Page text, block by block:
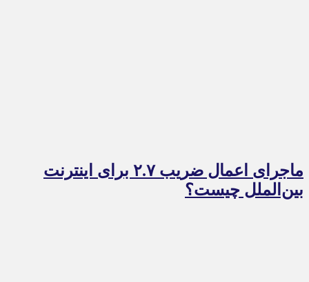
ماجرای اعمال ضریب ۲.۷ برای اینترنت
بین‌الملل چیست؟